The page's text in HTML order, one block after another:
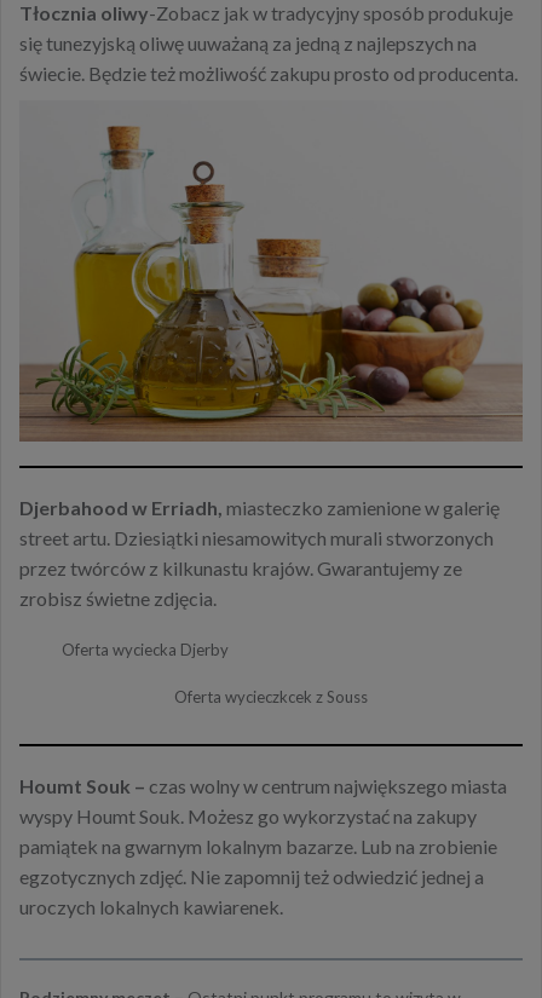
Tłocznia oliwy-Zobacz jak w tradycyjny sposób produkuje
się tunezyjską oliwę uuważaną za jedną z najlepszych na
świecie. Będzie też możliwość zakupu prosto od producenta.
Djerbahood w Erriadh, miasteczko zamienione w galerię
street artu. Dziesiątki niesamowitych murali stworzonych
przez twórców z kilkunastu krajów. Gwarantujemy ze
zrobisz świetne zdjęcia.
Oferta wyciecka Djerby
Oferta wycieczkcek z Souss
Houmt Souk – czas wolny w centrum największego miasta
wyspy Houmt Souk. Możesz go wykorzystać na zakupy
pamiątek na gwarnym lokalnym bazarze. Lub na zrobienie
egzotycznych zdjęć. Nie zapomnij też odwiedzić jednej a
uroczych lokalnych kawiarenek.